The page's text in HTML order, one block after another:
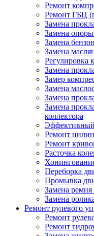
Ремонт
Ремонт ГБЦ
Замена
Замена опоры
Замена
Замена
Регулировка
Замена
Замер
Замена
Замена
Замена
коллектора
Ремонт
Ремонт
Расточка
Переборка
Промывка
Замена
Замена
Ремонт рулевого
Ремонт
Ремонт